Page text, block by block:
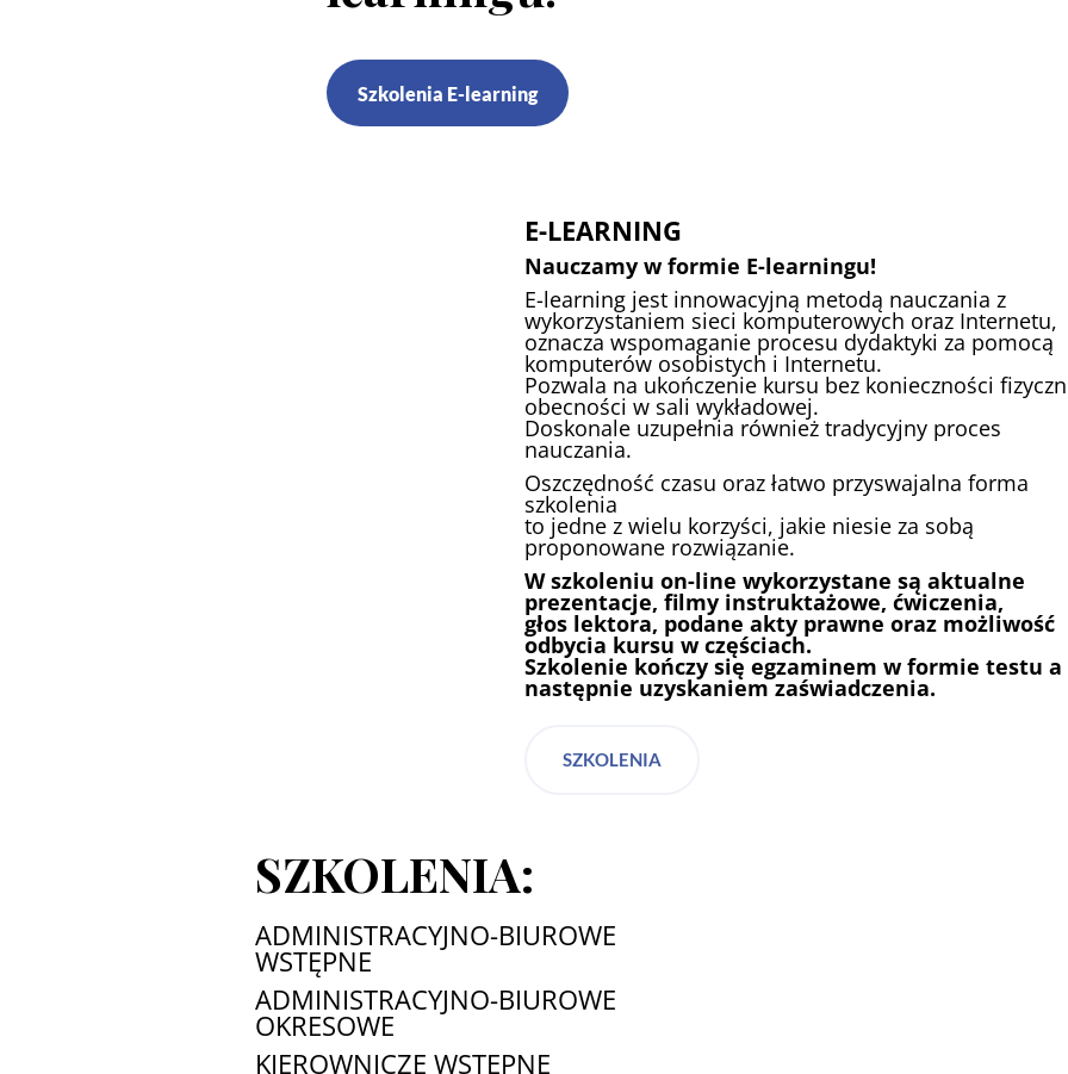
Szkolenia E-learning
E-LEARNING
Nauczamy w formie E-learningu!
E-learning jest innowacyjną metodą nauczania z
wykorzystaniem sieci komputerowych oraz Internetu,
oznacza wspomaganie procesu dydaktyki za pomocą
komputerów osobistych i Internetu.
Pozwala na ukończenie kursu bez konieczności
obecności w sali wykładowej.
Doskonale uzupełnia również tradycyjny proces
nauczania.
Oszczędność czasu oraz łatwo przyswajalna forma
szkolenia
to jedne z wielu korzyści, jakie niesie za sobą
proponowane rozwiązanie.
W szkoleniu on-line wykorzystane są aktualne
prezentacje, filmy instruktażowe, ćwiczenia,
głos lektora, podane akty prawne oraz możliwość
odbycia kursu w częściach.
Szkolenie kończy się egzaminem w formie testu a
następnie uzyskaniem zaświadczenia.
SZKOLENIA
SZKOLENIA:
ADMINISTRACYJNO-BIUROWE
WSTĘPNE
ADMINISTRACYJNO-BIUROWE
OKRESOWE
KIEROWNICZE WSTĘPNE